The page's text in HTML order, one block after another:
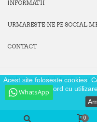
WhatsApp
INFORMATII
URMARESTE-NE PE SOCIAL
CONTACT
Acest site foloseste cookies.
de acord cu
Website operat de Fox Society
J40/9871/2018
0